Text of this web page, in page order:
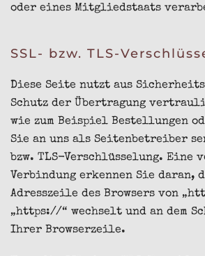
oder eines Mitgliedstaats
SSL- bzw. TLS-
Diese Seite nutzt aus
Schutz der Übertragung
wie zum Beispiel Bestellungen
Sie an uns als Seitenbetreiber
bzw. TLS-Verschlüsselung. Eine
Verbindung erkennen Sie daran,
Adresszeile des Browsers von
„https://“ wechselt und an dem
Ihrer Browserzeile.